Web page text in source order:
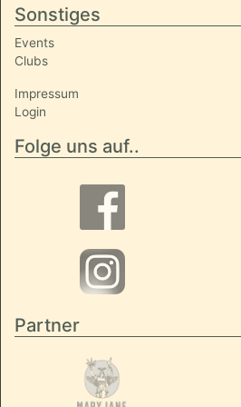
Sonstiges
Events
Clubs
Impressum
Login
Folge uns auf..
Partner